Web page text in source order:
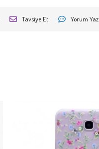
Tavsiye Et Yorum Yaz